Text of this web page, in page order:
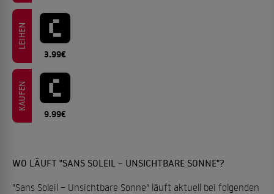
LEIHEN
3.99€
KAUFEN
9.99€
WO LÄUFT "SANS SOLEIL – UNSICHTBARE SONNE"?
"Sans Soleil – Unsichtbare Sonne" läuft aktuell bei folgenden